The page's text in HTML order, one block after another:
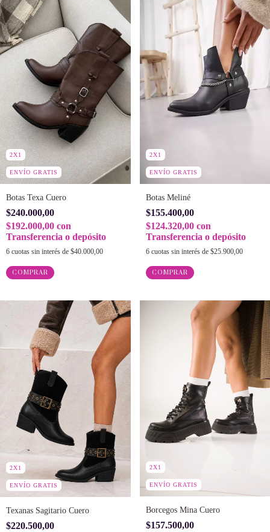
2X1
ENVÍO GRATIS
Botas Texa Cuero
$240.000,00
$192.000,00 con
Transferencia o depósito
6 cuotas sin interés de $40.000,00
COMPRAR
2X1
ENVÍO GRATIS
Botas Meliné
$155.400,00
$124.320,00 con
Transferencia o depósito
6 cuotas sin interés de $25.900,00
COMPRAR
2X1
ENVÍO GRATIS
Texanas Sagitario Cuero
$220.500,00
2X1
ENVÍO GRATIS
Borcegos Mina Cuero
$157.500,00